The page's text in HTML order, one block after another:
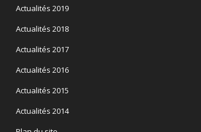
Actualités 2019
Actualités 2018
Actualités 2017
Actualités 2016
Actualités 2015
Actualités 2014